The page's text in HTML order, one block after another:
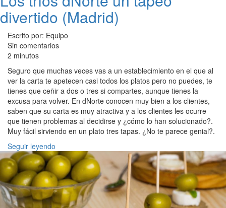
divertido (Madrid)
Escrito por: Equipo
Sin comentarios
2 minutos
Seguro que muchas veces vas a un establecimiento en el que al
ver la carta te apetecen casi todos los platos pero no puedes, te
tienes que ceñir a dos o tres si compartes, aunque tienes la
excusa para volver. En dNorte conocen muy bien a los clientes,
saben que su carta es muy atractiva y a los clientes les ocurre
que tienen problemas al decidirse y ¿cómo lo han solucionado?.
Muy fácil sirviendo en un plato tres tapas. ¿No te parece genial?.
Seguir leyendo